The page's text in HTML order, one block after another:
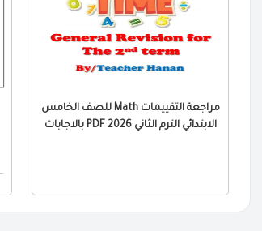
مراجعة التقييمات Math للصف الخامس
الابتدائي الترم الثاني 2026 PDF بالاجابات